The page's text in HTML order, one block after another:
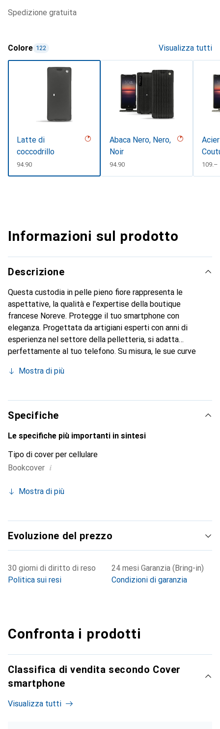
spedizione gratuita
Colore 122 Visualizza tutti
Latte di
coccodrillo
CHF
94.90
Abaca Nero, Nero,
Noir
CHF
94.90 CHF
109.–
Informazioni sul prodotto
Descrizione
Questa custodia in pelle pieno fiore rappresenta le
aspettative, la qualità e l'expertise della boutique
francese Noreve. Protegge il tuo smartphone con
eleganza. Progettata da artigiani esperti con anni di
esperienza nel settore della pelletteria, si adatta
perfettamente al tuo telefono. Su misura, le sue curve
un accessorio elegante e indispensabile per il tuo
internazionale per i suoi prodotti di alta qualità ed è una
scelta affidabile per una clientela esigente.
Mostra di più
Specifiche
Le specifiche più importanti in sintesi
Tipo di cover per cellulare
Bookcover i
Mostra di più
Evoluzione del prezzo
30 giorni di diritto di reso
Politica sui resi
24 mesi Garanzia (Bring-in)
Condizioni di garanzia
Confronta i prodotti
Classifica di vendita secondo Cover
smartphone
Visualizza tutti